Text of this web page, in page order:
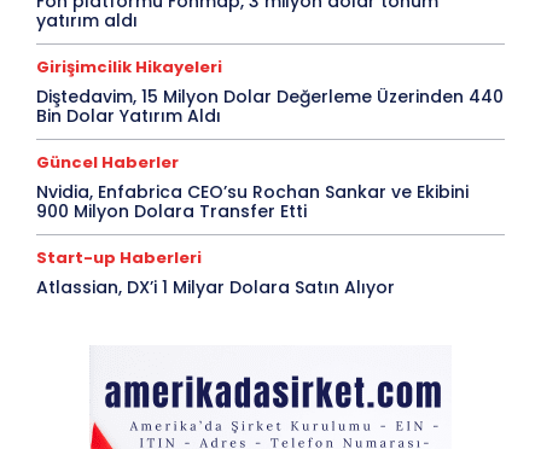
yatırım aldı
Girişimcilik Hikayeleri
Diştedavim, 15 Milyon Dolar Değerleme Üzerinden 440
Bin Dolar Yatırım Aldı
Güncel Haberler
Nvidia, Enfabrica CEO’su Rochan Sankar ve Ekibini
900 Milyon Dolara Transfer Etti
Start-up Haberleri
Atlassian, DX’i 1 Milyar Dolara Satın Alıyor